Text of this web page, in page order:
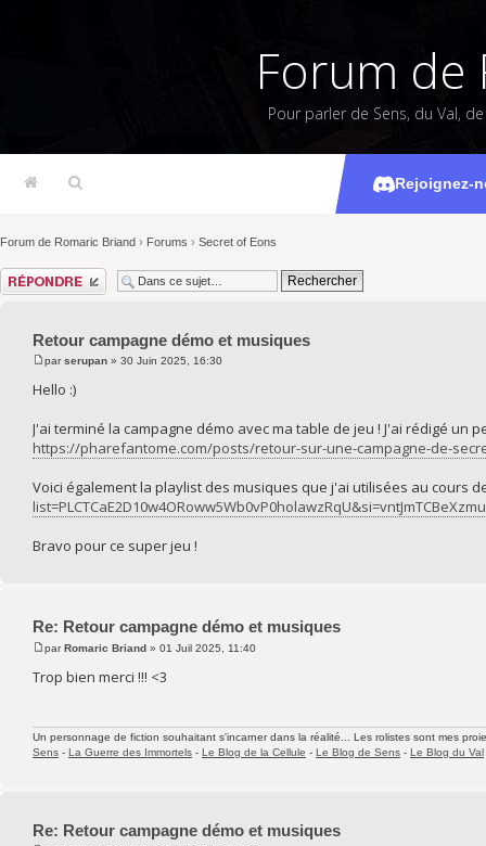
Forum de
Pour parler de Sens, du Val,
Rejoignez-
Retour
Forum de Romaric Briand › Forums › Secret of Eons
Répondre
Retour campagne démo et musiques
parserupan » 30 Juin 2025, 16:30
Hello :)
J'ai terminé la campagne démo avec ma table de jeu ! J'ai rédigé
https://pharefantome.com/posts/retour-sur-une-campagne-de-
Voici également la playlist des musiques que j'ai utilisées au cours
Bravo pour ce super jeu !
Re: Retour campagne démo et musiques
parRomaric Briand » 01 Juil 2025, 11:40
Trop bien merci !!! <3
Un personnage de fiction souhaitant s'incarner dans la réalité... Les rolistes sont mes
Sens - La Guerre des Immortels - Le Blog de la Cellule - Le Blog de Sens - Le Blog du Val
Re: Retour campagne démo et musiques